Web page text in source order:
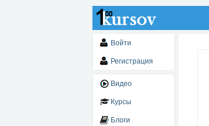
Войти
Регистрация
Видео
Курсы
Блоги